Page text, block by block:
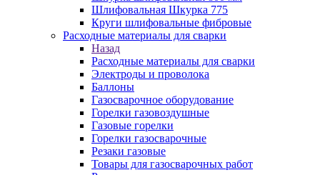
Шлифовальная Шкурка 775
Круги шлифовальные фибровые
Расходные материалы для сварки
Назад
Расходные материалы для сварки
Электроды и проволока
Баллоны
Газосварочное оборудование
Горелки газовоздушные
Газовые горелки
Горелки газосварочные
Резаки газовые
Товары для газосварочных работ